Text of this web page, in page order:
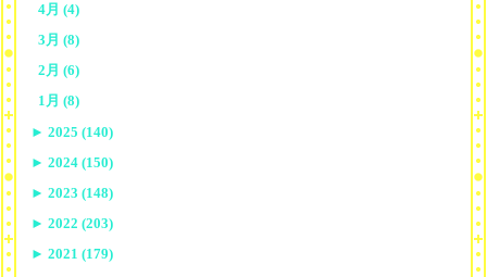
4月 (4)
3月 (8)
2月 (6)
1月 (8)
► 2025 (140)
► 2024 (150)
► 2023 (148)
► 2022 (203)
► 2021 (179)